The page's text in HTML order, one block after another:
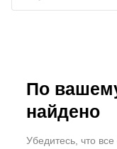
По
найдено
Убедитесь, что